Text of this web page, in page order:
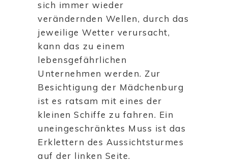
sich immer wieder
verändernden Wellen, durch das
jeweilige Wetter verursacht,
kann das zu einem
lebensgefährlichen
Unternehmen werden. Zur
Besichtigung der Mädchenburg
ist es ratsam mit eines der
kleinen Schiffe zu fahren. Ein
uneingeschränktes Muss ist das
Erklettern des Aussichtsturmes
auf der linken Seite.